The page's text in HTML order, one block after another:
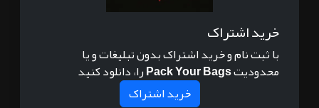
خرید اشتراک
با ثبت نام و خرید اشتراک بدون تبلیغات و یا
محدودیتPack Your Bagsرا، دانلود کنید
خرید اشتراک